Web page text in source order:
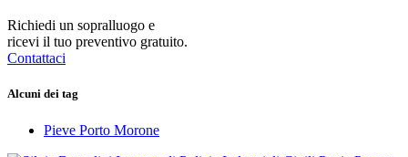
Richiedi un sopralluogo e
ricevi il tuo preventivo gratuito.
Contattaci
Alcuni dei tag
Pieve Porto Morone